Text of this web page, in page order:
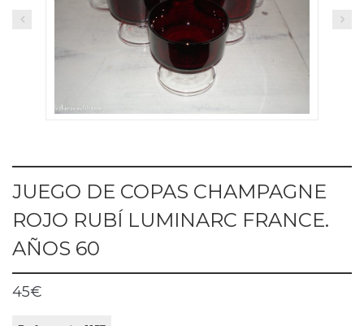
JUEGO DE COPAS CHAMPAGNE
ROJO RUBÍ LUMINARC FRANCE.
AÑOS 60
45€